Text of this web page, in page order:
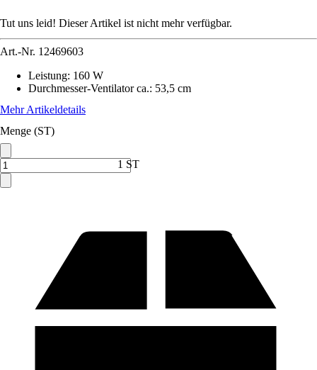
Tut uns leid! Dieser Artikel ist nicht mehr verfügbar.
Art.-Nr. 12469603
Leistung: 160 W
Durchmesser-Ventilator ca.: 53,5 cm
Mehr Artikeldetails
Menge (ST)
1 ST